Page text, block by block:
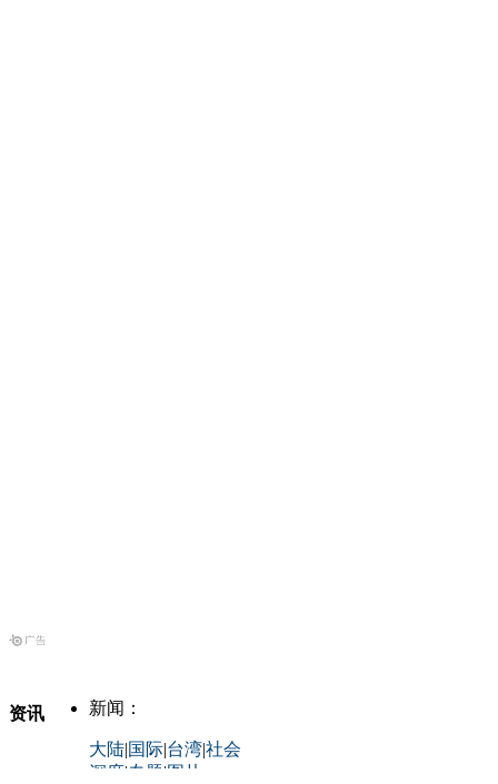
资讯 新闻：
大陆|国际|台湾|社会
深度|专题|图片